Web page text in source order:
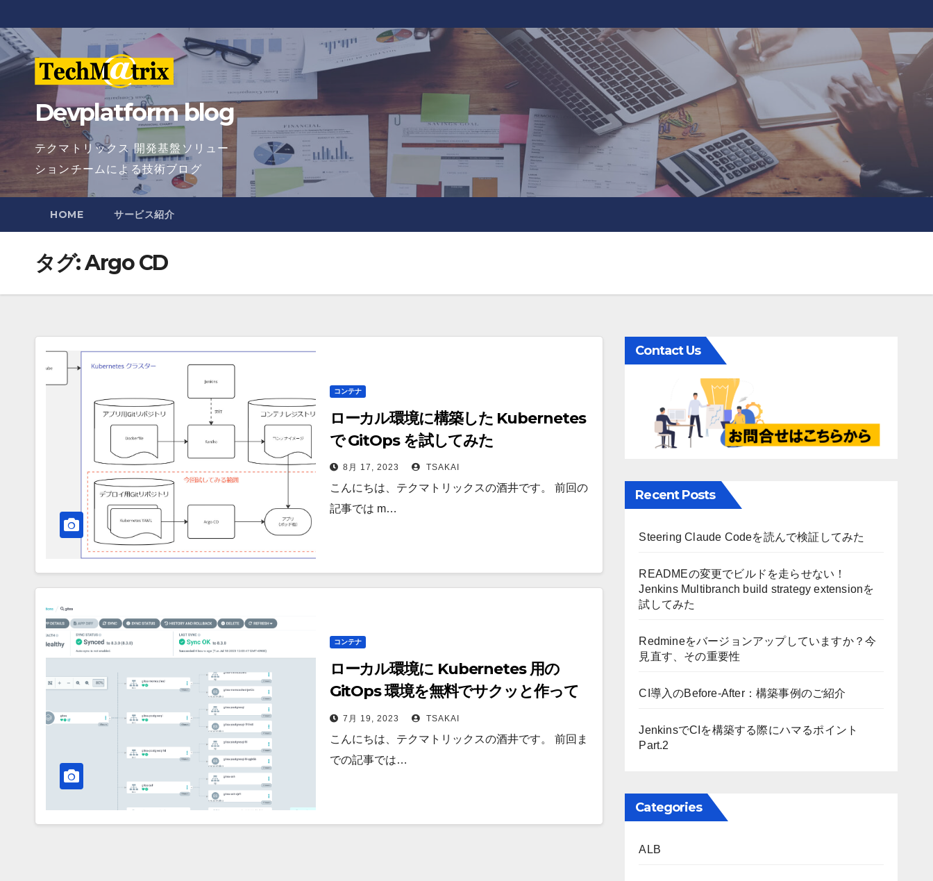
to
content
Devplatform blog
テクマトリックス 開発基盤ソリュー
ションチームによる技術ブログ
HOME サービス紹介
タグ:Argo CD
コンテナ
ローカル環境に構築した Kubernetes
で GitOps を試してみた
8月 17, 2023 TSAKAI
こんにちは、テクマトリックスの酒井です。 前回の
記事では m…
コンテナ
ローカル環境に Kubernetes 用の
GitOps 環境を無料でサクッと作って
みた7月 19, 2023 TSAKAI
こんにちは、テクマトリックスの酒井です。 前回ま
での記事では…
Contact Us
Recent Posts
Steering Claude Codeを読んで検証してみた
READMEの変更でビルドを走らせない！
Jenkins Multibranch build strategy extensionを
試してみた
Redmineをバージョンアップしていますか？今
見直す、その重要性
CI導入のBefore-After：構築事例のご紹介
JenkinsでCIを構築する際にハマるポイント
Part.2
Categories
ALB